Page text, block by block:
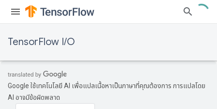
TensorFlow I/O
Google ใช้เทคโนโลยี AI เพื่อแปลเนื้อหาเป็นภาษาที่คุณต้องการ การแปลโดย
AI อาจมีข้อผิดพลาด